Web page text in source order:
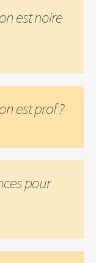
est noire
est prof ?
pour